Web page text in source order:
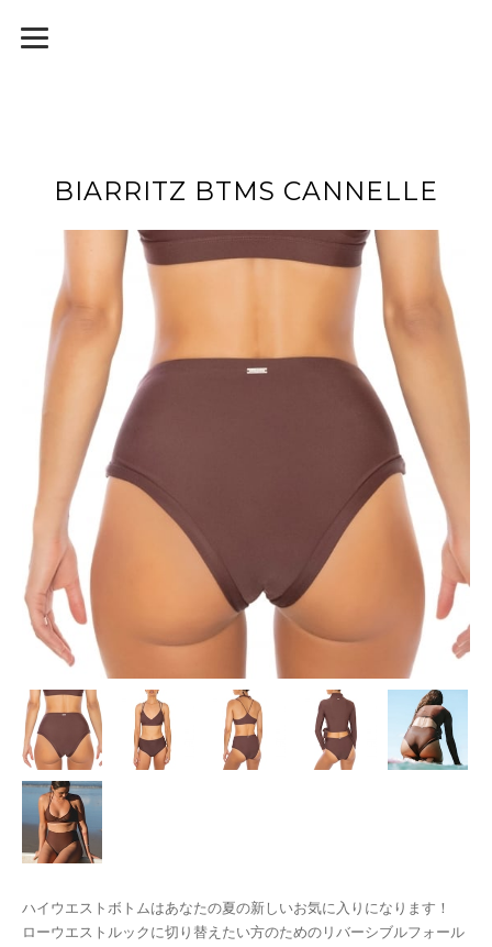
BIARRITZ BTMS CANNELLE
ハイウエストボトムはあなたの夏の新しいお気に入りになります！
ローウエストルックに切り替えたい方のためのリバーシブルフォール